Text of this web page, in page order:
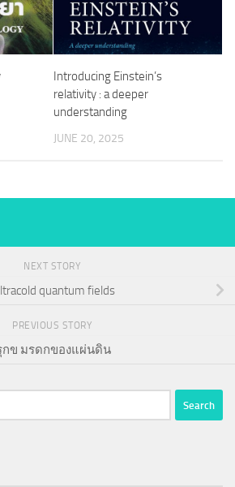
Introducing Einstein’s
relativity : a deeper
understanding
JUNE 20, 2025
NEXT STORY
quantum fields
PREVIOUS STORY
กข มรดกของแผ่นดิน